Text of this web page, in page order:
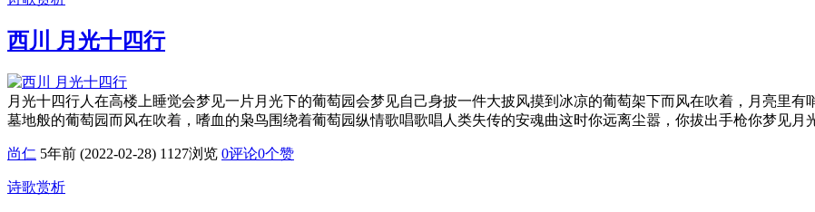
西川 月光十四行
月光十四行人在高楼上睡觉会梦见一片月光下的葡萄园会梦见自己身披一件大披风摸到冰凉的葡萄架下而风在吹着，月亮里
墓地般的葡萄园而风在吹着，嗜血的枭鸟围绕着葡萄园纵情歌唱歌唱人类失传的安魂曲这时你远离尘嚣，你拔出手枪你梦见
尚仁 5年前 (2022-02-28) 1127浏览 0评论0个赞
诗歌赏析